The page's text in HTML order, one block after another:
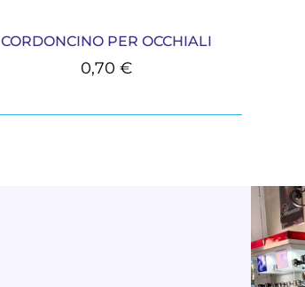
CORDONCINO PER OCCHIALI
0,70 €